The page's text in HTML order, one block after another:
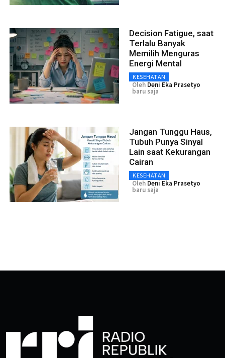
Decision Fatigue, saat
Terlalu Banyak
Memilih Menguras
Energi Mental
KESEHATAN
Oleh Deni Eka Prasetyo
baru saja
Jangan Tunggu Haus,
Tubuh Punya Sinyal
Lain saat Kekurangan
Cairan
KESEHATAN
Oleh Deni Eka Prasetyo
baru saja